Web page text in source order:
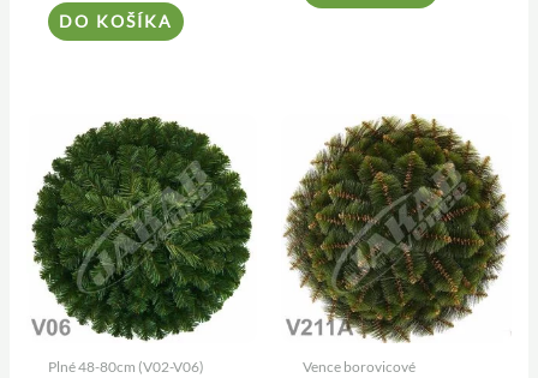
DO KOŠÍKA
Plné 48-80cm (V02-V06) Vence borovicové